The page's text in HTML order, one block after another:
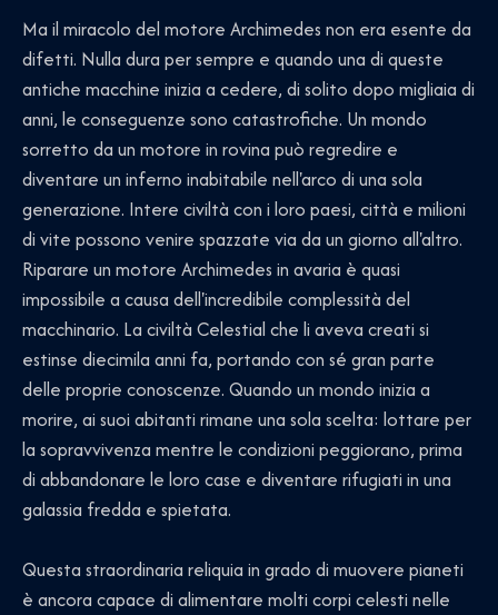
Ma il miracolo del motore Archimedes non era esente da
difetti. Nulla dura per sempre e quando una di queste
antiche macchine inizia a cedere, di solito dopo migliaia di
anni, le conseguenze sono catastrofiche. Un mondo
sorretto da un motore in rovina può regredire e
diventare un inferno inabitabile nell'arco di una sola
generazione. Intere civiltà con i loro paesi, città e milioni
di vite possono venire spazzate via da un giorno all'altro.
Riparare un motore Archimedes in avaria è quasi
impossibile a causa dell'incredibile complessità del
macchinario. La civiltà Celestial che li aveva creati si
estinse diecimila anni fa, portando con sé gran parte
delle proprie conoscenze. Quando un mondo inizia a
morire, ai suoi abitanti rimane una sola scelta: lottare per
la sopravvivenza mentre le condizioni peggiorano, prima
di abbandonare le loro case e diventare rifugiati in una
galassia fredda e spietata.
Questa straordinaria reliquia in grado di muovere pianeti
è ancora capace di alimentare molti corpi celesti nelle